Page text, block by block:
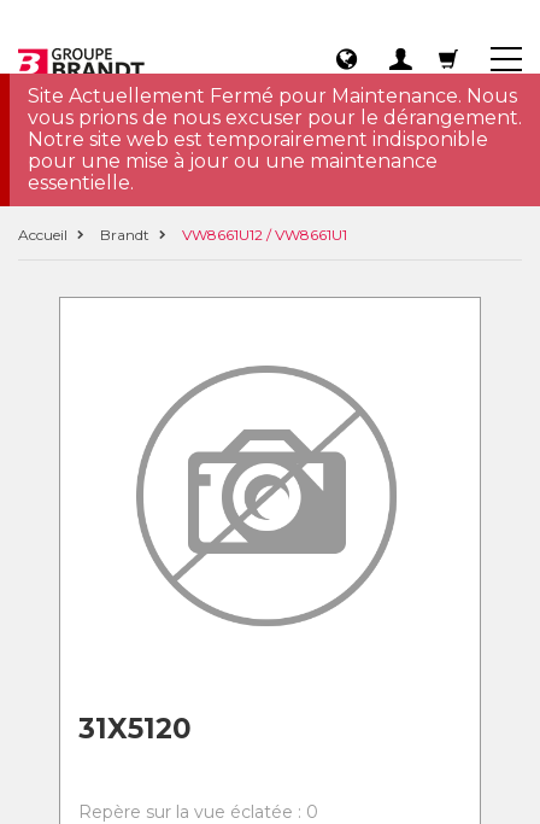
Site Actuellement Fermé pour Maintenance. Nous
vous prions de nous excuser pour le dérangement.
Notre site web est temporairement indisponible
pour une mise à jour ou une maintenance
essentielle.
Accueil Brandt VW8661U12 / VW8661U1
31X5120
Repère sur la vue éclatée : 0